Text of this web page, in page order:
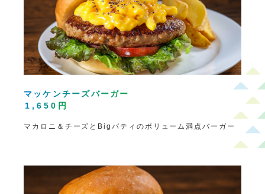
マッケンチーズバーガー
1,650円
マカロニ＆チーズとBigパティのボリューム満点バーガー